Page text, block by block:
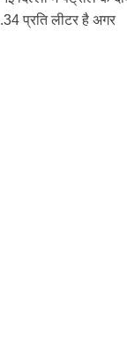
प्रति लीटर है